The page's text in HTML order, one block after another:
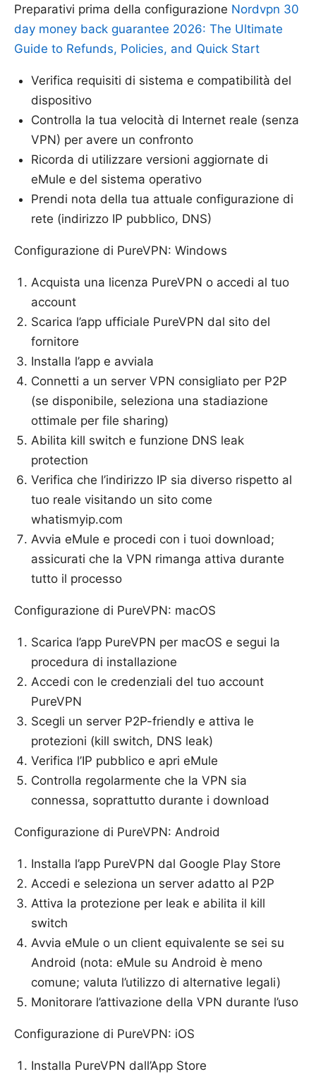
Preparativi prima della configurazione Nordvpn 30
day money back guarantee 2026: The Ultimate
Guide to Refunds, Policies, and Quick Start
Verifica requisiti di sistema e compatibilità del
dispositivo
Controlla la tua velocità di Internet reale (senza
VPN) per avere un confronto
Ricorda di utilizzare versioni aggiornate di
eMule e del sistema operativo
Prendi nota della tua attuale configurazione di
rete (indirizzo IP pubblico, DNS)
Configurazione di PureVPN: Windows
Acquista una licenza PureVPN o accedi al tuo
account
Scarica l’app ufficiale PureVPN dal sito del
fornitore
Installa l’app e avviala
Connetti a un server VPN consigliato per P2P
(se disponibile, seleziona una stadiazione
ottimale per file sharing)
Abilita kill switch e funzione DNS leak
protection
Verifica che l’indirizzo IP sia diverso rispetto al
tuo reale visitando un sito come
whatismyip.com
Avvia eMule e procedi con i tuoi download;
assicurati che la VPN rimanga attiva durante
tutto il processo
Configurazione di PureVPN: macOS
Scarica l’app PureVPN per macOS e segui la
procedura di installazione
Accedi con le credenziali del tuo account
PureVPN
Scegli un server P2P-friendly e attiva le
protezioni (kill switch, DNS leak)
Verifica l’IP pubblico e apri eMule
Controlla regolarmente che la VPN sia
connessa, soprattutto durante i download
Configurazione di PureVPN: Android
Installa l’app PureVPN dal Google Play Store
Accedi e seleziona un server adatto al P2P
Attiva la protezione per leak e abilita il kill
switch
Avvia eMule o un client equivalente se sei su
Android (nota: eMule su Android è meno
comune; valuta l’utilizzo di alternative legali)
Monitorare l’attivazione della VPN durante l’uso
Configurazione di PureVPN: iOS
Installa PureVPN dall’App Store